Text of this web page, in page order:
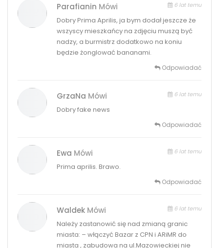
Parafianin Mówi 6 lat temu
Dobry Prima Aprilis, ja bym dodał jeszcze że
wszyscy mieszkańcy na zdjęciu muszą być
nadzy, a burmistrz dodatkowo na koniu
będzie żonglować bananami.
Odpowiadać
GrzaNa Mówi 6 lat temu
Dobry fake news
Odpowiadać
Ewa Mówi 6 lat temu
Prima aprilis. Brawo.
Odpowiadać
Waldek Mówi 6 lat temu
Należy zastanowić się nad zmianą granic
miasta: – włączyć Bazar z CPN i ARiMR do
miasta , zabudowa na ul.Mazowieckiej nie